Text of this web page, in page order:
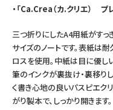
・「Ca.Crea（カ.クリエ） プ
三つ折りにしたA4用紙がす
サイズのノートです。表紙は
ロスを使用。中紙は目に優し
筆のインクが裏抜け・裏移り
く書き心地の良いパスピエク
がり製本で、しっかり開きます。